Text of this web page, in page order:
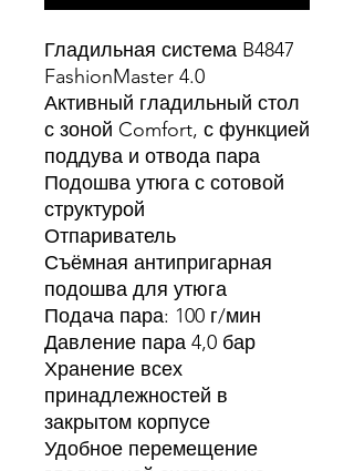
Гладильная система B4847
FashionMaster 4.0
Активный гладильный стол
с зоной Comfort, с функцией
поддува и отвода пара
Подошва утюга с сотовой
структурой
Отпариватель
Съёмная антипригарная
подошва для утюга
Подача пара: 100 г/мин
Давление пара 4,0 бар
Хранение всех
принадлежностей в
закрытом корпусе
Удобное перемещение